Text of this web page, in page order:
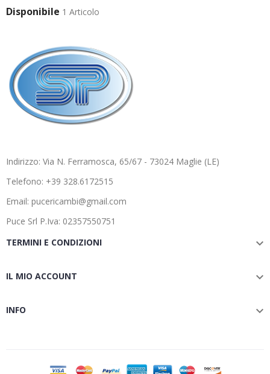
Disponibile 1 Articolo
Indirizzo: Via N. Ferramosca, 65/67 - 73024 Maglie (LE)
Telefono: +39 328.6172515
Email: pucericambi@gmail.com
Puce Srl P.Iva: 02357550751
TERMINI E CONDIZIONI

IL MIO ACCOUNT 
INFO 